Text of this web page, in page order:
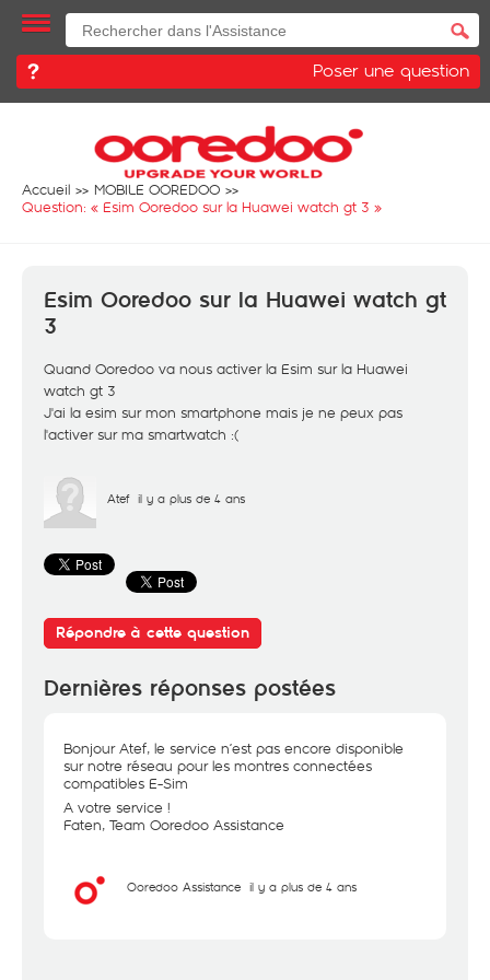
Poser une question
Accueil
MOBILE OOREDOO
Question: « Esim Ooredoo sur la Huawei watch gt 3 »
Esim Ooredoo sur la Huawei watch gt
3
Quand Ooredoo va nous activer la Esim sur la Huawei
watch gt 3
J'ai la esim sur mon smartphone mais je ne peux pas
l'activer sur ma smartwatch :(
Atef il y a plus de 4 ans
Répondre à cette question
Dernières réponses postées
Bonjour Atef, le service n’est pas encore disponible
sur notre réseau pour les montres connectées
compatibles E-Sim
A votre service !
Faten, Team Ooredoo Assistance
Ooredoo Assistance il y a plus de 4 ans